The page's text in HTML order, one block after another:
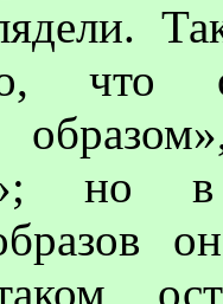
что
но в